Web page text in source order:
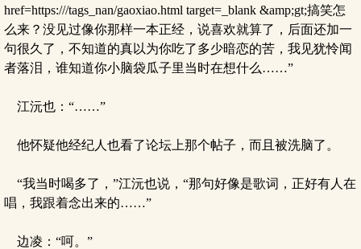
href=https:///tags_nan/gaoxiao.html target=_blank &amp;gt;搞笑怎
么来？没见过像你那样一本正经，说喜欢就算了，后面还加一
句很久了，不知道的真以为你吃了多少暗恋的苦，我见犹怜闻
者落泪，谁知道你小脑袋瓜子里当时在想什么……”
江沅也：“……”
他怀疑他经纪人也看了论坛上那个帖子，而且被洗脑了。
“我当时喝多了，”江沅也说，“那句好像是歌词，正好有人在
唱，我跟着念出来的……”
边凌：“呵。”